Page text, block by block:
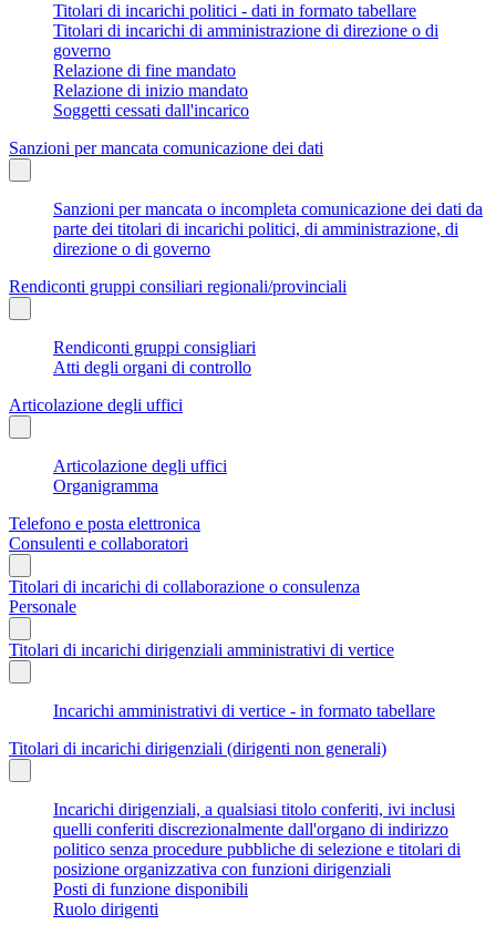
Titolari di incarichi politici - dati in formato tabellare
Titolari di incarichi di amministrazione di direzione o di
governo
Relazione di fine mandato
Relazione di inizio mandato
Soggetti cessati dall'incarico
Sanzioni per mancata comunicazione dei dati
Sanzioni per mancata o incompleta comunicazione dei dati da
parte dei titolari di incarichi politici, di amministrazione, di
direzione o di governo
Rendiconti gruppi consiliari regionali/provinciali
Rendiconti gruppi consigliari
Atti degli organi di controllo
Articolazione degli uffici
Articolazione degli uffici
Organigramma
Telefono e posta elettronica
Consulenti e collaboratori
Titolari di incarichi di collaborazione o consulenza
Personale
Titolari di incarichi dirigenziali amministrativi di vertice
Incarichi amministrativi di vertice - in formato tabellare
Titolari di incarichi dirigenziali (dirigenti non generali)
Incarichi dirigenziali, a qualsiasi titolo conferiti, ivi inclusi
quelli conferiti discrezionalmente dall'organo di indirizzo
politico senza procedure pubbliche di selezione e titolari di
posizione organizzativa con funzioni dirigenziali
Posti di funzione disponibili
Ruolo dirigenti